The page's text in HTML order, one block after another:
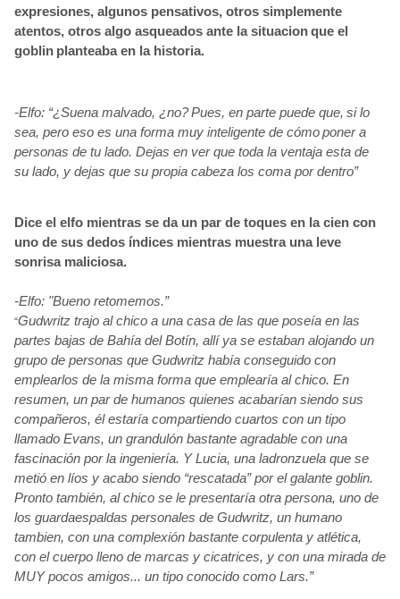
expresiones, algunos pensativos, otros simplemente
atentos, otros algo asqueados ante la situacionque el
goblin planteaba en la historia.
-Elfo: “¿Suena malvado, ¿no?Pues, en parte puede que, si lo
sea, pero eso es una forma muy inteligente de cómoponer a
personas de tu lado. Dejas en ver que toda la ventaja esta de
su lado, y dejas que su propia cabeza los coma por dentro”
Dice el elfo mientras se da un par de toques en la cien con
uno de sus dedos índices mientras muestra una leve
sonrisa maliciosa.
-Elfo: "Bueno retomemos.”
“Gudwritz trajo al chico a una casa de las que poseía en las
partes bajas de Bahía del Botín, allí ya se estaban alojando un
grupo de personas que Gudwritz había conseguido con
emplearlos de la misma forma que emplearía al chico. En
resumen, un par de humanos quienes acabarían siendo sus
compañeros, él estaría compartiendo cuartos con un tipo
llamado Evans, un grandulón bastante agradable con una
fascinación por la ingeniería. Y Lucia, una ladronzuela que se
metió en líos y acabo siendo “rescatada” por el galante goblin.
Pronto también, al chico se le presentaría otra persona, uno de
los guardaespaldas personales de Gudwritz, un humano
tambien, con una complexión bastante corpulenta y atlética,
con el cuerpo lleno de marcas y cicatrices, y con una mirada de
MUY pocos amigos... un tipo conocido como Lars.”